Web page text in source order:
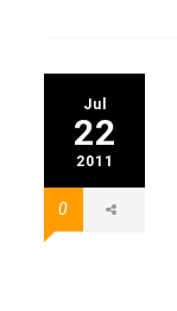
Jul
22
2011
0